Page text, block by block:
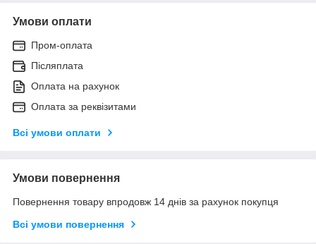
Умови оплати
Пром-оплата
Післяплата
Оплата на рахунок
Оплата за реквізитами
Всі умови оплати
Умови повернення
Повернення товару впродовж 14 днів за рахунок покупця
Всі умови повернення